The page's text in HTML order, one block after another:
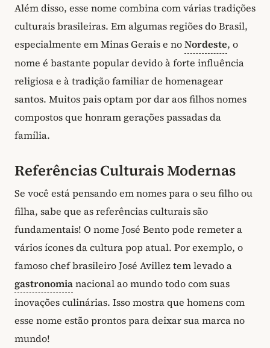
Além disso, esse nome combina com várias tradições
culturais brasileiras. Em algumas regiões do Brasil,
especialmente em Minas Gerais e noNordeste, o
nome é bastante popular devido à forte influência
religiosa e à tradição familiar de homenagear
santos. Muitos pais optam por dar aos filhos nomes
compostos que honram gerações passadas da
família.
Referências Culturais Modernas
Se você está pensando em nomes para o seu filho ou
filha, sabe que as referências culturais são
fundamentais! O nome José Bento pode remeter a
vários ícones da cultura pop atual. Por exemplo, o
famoso chef brasileiro José Avillez tem levado a
gastronomianacional ao mundo todo com suas
inovações culinárias. Isso mostra que homens com
esse nome estão prontos para deixar sua marca no
mundo!